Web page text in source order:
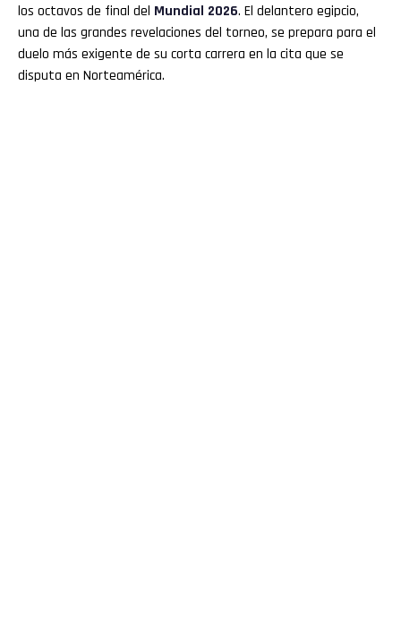
los octavos de final del Mundial 2026. El delantero egipcio,
una de las grandes revelaciones del torneo, se prepara para el
duelo más exigente de su corta carrera en la cita que se
disputa en Norteamérica.